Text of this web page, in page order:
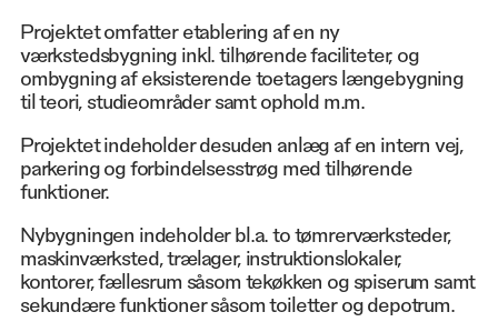
Projektet omfatter etablering af en ny
værkstedsbygning inkl. tilhørende faciliteter, og
ombygning af eksisterende toetagers længebygning
til teori, studieområder samt ophold m.m.
Projektet indeholder desuden anlæg af en intern vej,
parkering og forbindelsesstrøg med tilhørende
funktioner.
Nybygningen indeholder bl.a. to tømrerværksteder,
maskinværksted, trælager, instruktionslokaler,
kontorer, fællesrum såsom tekøkken og spiserum samt
sekundære funktioner såsom toiletter og depotrum.